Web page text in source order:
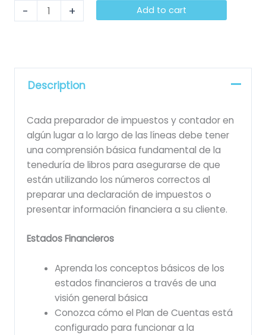
- + Add to cart
Description
Cada preparador de impuestos y contador en
algún lugar a lo largo de las líneas debe tener
una comprensión básica fundamental de la
teneduría de libros para asegurarse de que
están utilizando los números correctos al
preparar una declaración de impuestos o
presentar información financiera a su cliente.
Estados Financieros
Aprenda los conceptos básicos de los
estados financieros a través de una
visión general básica
Conozca cómo el Plan de Cuentas está
configurado para funcionar a la